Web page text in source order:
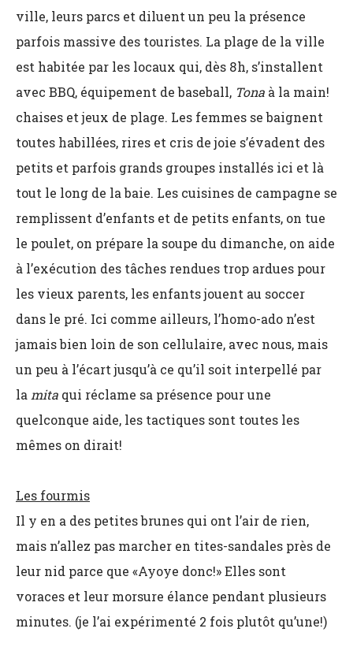
ville, leurs parcs et diluent un peu la présence
parfois massive des touristes. La plage de la ville
est habitée par les locaux qui, dès 8h, s’installent
avec BBQ, équipement de baseball, Tona à la main!
chaises et jeux de plage. Les femmes se baignent
toutes habillées, rires et cris de joie s’évadent des
petits et parfois grands groupes installés ici et là
tout le long de la baie. Les cuisines de campagne se
remplissent d’enfants et de petits enfants, on tue
le poulet, on prépare la soupe du dimanche, on aide
à l’exécution des tâches rendues trop ardues pour
les vieux parents, les enfants jouent au soccer
dans le pré. Ici comme ailleurs, l’homo-ado n’est
jamais bien loin de son cellulaire, avec nous, mais
un peu à l’écart jusqu’à ce qu’il soit interpellé par
la mita qui réclame sa présence pour une
quelconque aide, les tactiques sont toutes les
mêmes on dirait!
Les fourmis
Il y en a des petites brunes qui ont l’air de rien,
mais n’allez pas marcher en tites-sandales près de
leur nid parce que «Ayoye donc!» Elles sont
voraces et leur morsure élance pendant plusieurs
minutes. (je l’ai expérimenté 2 fois plutôt qu’une!)